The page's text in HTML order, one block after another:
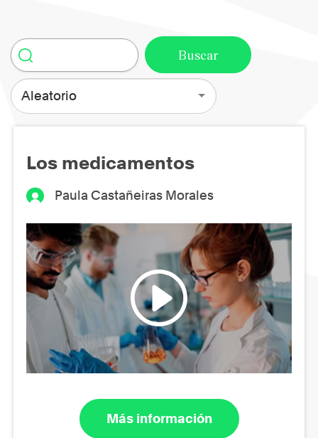
Aleatorio
Los medicamentos
Paula Castañeiras Morales
Más información